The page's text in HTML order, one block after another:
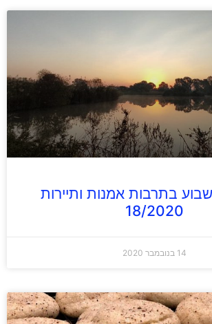
בתרבות אמנות ותיירות
18/2020
14 בנובמבר 2020